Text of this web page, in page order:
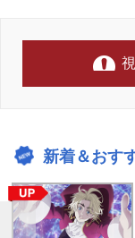
新着＆おす